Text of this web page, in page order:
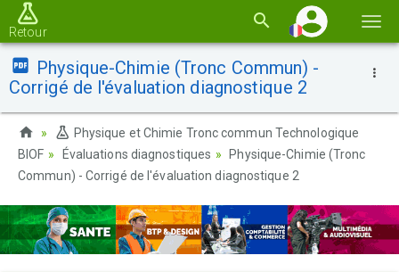
la
Retour
Physique-Chimie (Tronc Commun) -
Corrigé de l'évaluation diagnostique 2
Physique et Chimie Tronc commun Technologique
BIOF
Évaluations diagnostiques
Physique-Chimie (Tronc
Commun) - Corrigé de l'évaluation diagnostique 2